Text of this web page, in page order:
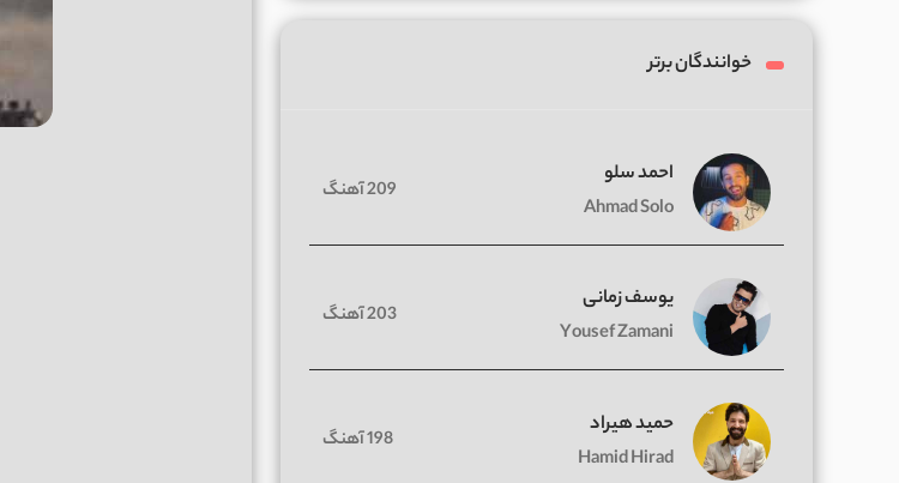
خوانندگان برتر
احمد سلو
Ahmad Solo
209 آهنگ
یوسف زمانی
Yousef Zamani
203 آهنگ
حمید هیراد
Hamid Hirad
198 آهنگ